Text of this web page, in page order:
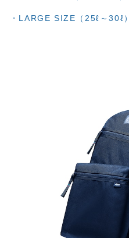
LARGE SIZE（25ℓ～30ℓ）